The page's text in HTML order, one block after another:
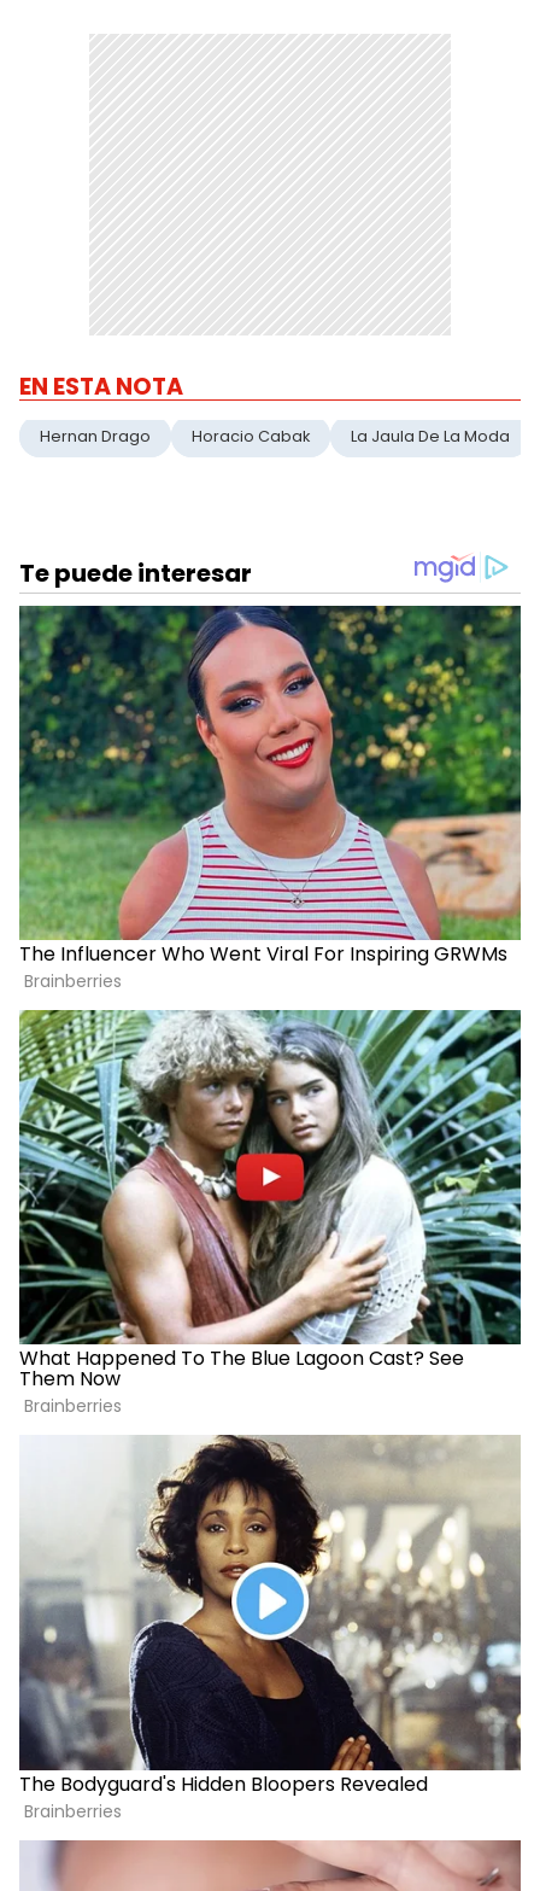
EN ESTA NOTA
Hernan Drago Horacio Cabak La Jaula De La Moda